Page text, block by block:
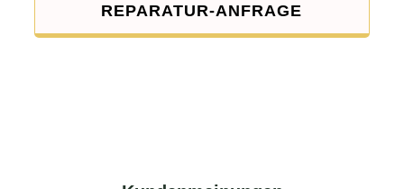
REPARATUR-ANFRAGE